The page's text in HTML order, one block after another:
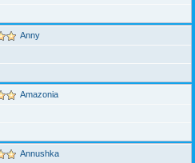
Anny
Amazonia
Annushka